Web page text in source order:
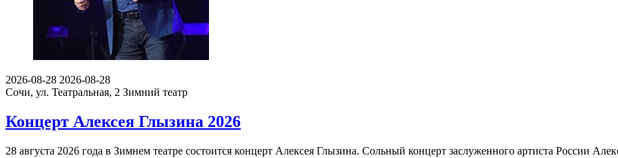
2026-08-28 2026-08-28
Сочи, ул. Театральная, 2 Зимний театр
Концерт Алексея Глызина 2026
28 августа 2026 года в Зимнем театре состоится концерт Алексея Глызина. Сольный концерт заслуженного артиста России